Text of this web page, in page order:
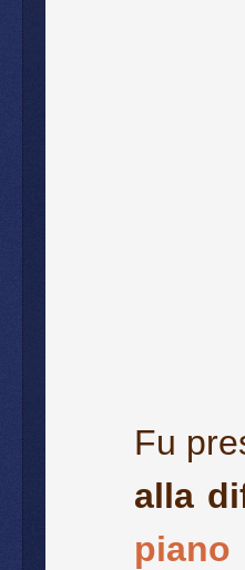
Fu
alla
piano